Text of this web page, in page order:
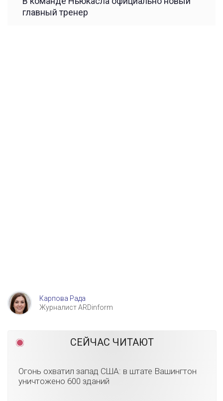
главный тренер
Карпова Рада
Журналист ARDinform
СЕЙЧАС ЧИТАЮТ
Огонь охватил запад США: в штате Вашингтон
уничтожено 600 зданий